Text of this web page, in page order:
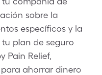
sobre la
específicos y la
plan de seguro
Pain Relief,
ahorrar dinero